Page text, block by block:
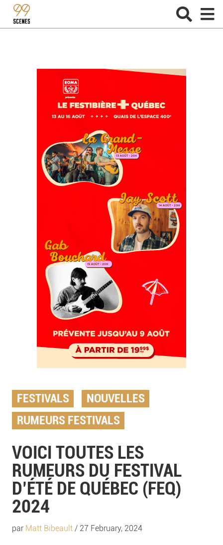
FESTIVALS
NOUVELLES
RUMEURS FESTIVALS
VOICI TOUTES LES
RUMEURS DU FESTIVAL
D’ÉTÉ DE QUÉBEC (FEQ)
2024
par Matt Bibeault / 27 February, 2024